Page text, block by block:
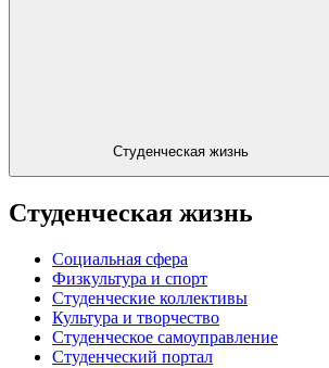
Студенческая жизнь
Студенческая жизнь
Социальная сфера
Физкультура и спорт
Студенческие коллективы
Культура и творчество
Студенческое самоуправление
Студенческий портал